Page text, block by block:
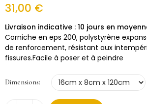
31,00 €
10 jours en
Corniche en eps 200, polystyrène
de renforcement, résistant aux
fissures.Facile à poser et à peindre
Dimensions